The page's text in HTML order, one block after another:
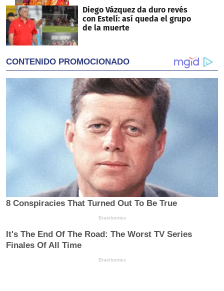
Diego Vázquez da duro revés
con Estelí: así queda el grupo
de la muerte